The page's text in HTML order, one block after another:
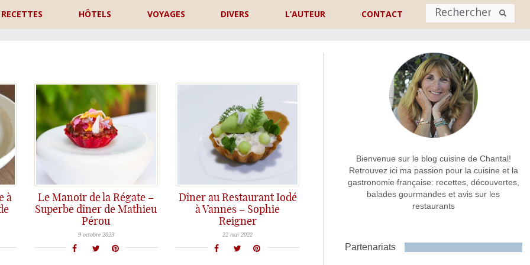
RECETTES HÔTELS VOYAGES DIVERS L’AUTEUR CONTACT
Prénom Nom
Commentaire ou message *
à
Le Manoir de la Régate –
Superbe dîner de Mathieu
Pérou
Un gros coup de coeur au Manoir de la Régate, cette très belle Table tenue par Mathieu et Anne-Charlotte Pérou à Nantes. Entre végétal et poissons d'eaux douces, une vraie identité autour des produits régionaux. A faire et refaire sans modération !
9 octobre 2023
Dîner au Restaurant Iodé
à Vannes – Sophie
Reigner
Au restaurant Iodé de Vannes, 2 Chefs atypiques autodidactes: Sophie Reigner et Julien Noray conjuguent leurs talents avec un même fil conducteur, l'Iode...
22 mai 2022
Bienvenue sur le blog cuisine de Chantal!
Retrouvez ici ma passion pour la cuisine et la
gastronomie française: recettes, découvertes,
balades gourmandes et avis sur les
restaurants
Partenariats